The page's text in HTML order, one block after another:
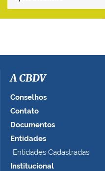
A CBDV
Conselhos
Contato
Documentos
Entidades
Entidades Cadastradas
Institucional